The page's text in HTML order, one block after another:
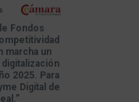
Fondos
marcha un
2025. Para
Digital de